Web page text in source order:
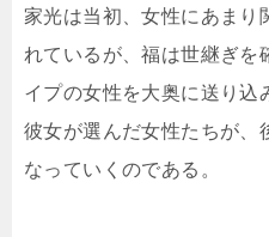
家光は当初、女性にあまり
れているが、福は世継ぎを
イプの女性を大奥に送り込
彼女が選んだ女性たちが、
なっていくのである。